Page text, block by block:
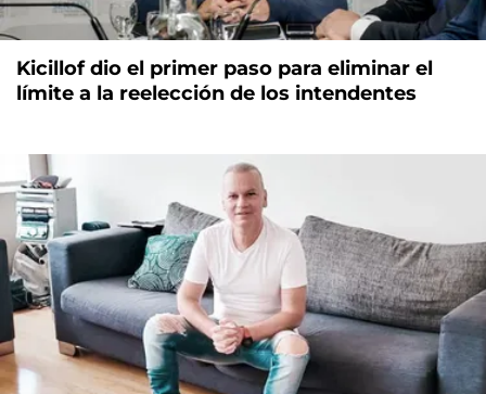
Kicillof dio el primer paso para eliminar el
límite a la reelección de los intendentes